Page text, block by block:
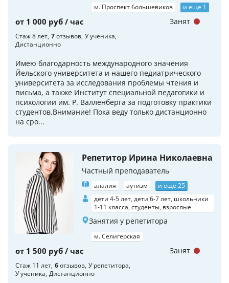
м. Проспект большевиков
и еще 1
от 1 000 руб / час
Стаж 8 лет 7отзывов У ученика
Дистанционно
Имею благодарность международного значения
Йельского университета и нашего педиатрического
университета за исследования проблемы чтения и
письма, а также Институт специальной педагогики и
психологии им. Р. Валленберга за подготовку практики
студентов.Внимание! Пока веду только дистанционно
на сро...
Занят
Репетитор Ирина Николаевна
Частный преподаватель
алалия аутизм
и еще 25
дети 4-5 лет, дети 6-7 лет, школьники
1-11 класса, студенты, взрослые
Занятия у репетитора
м. Селигерская
от 1 500 руб / час
Стаж 11 лет 6отзывов У репетитора
У ученика Дистанционно
Занят